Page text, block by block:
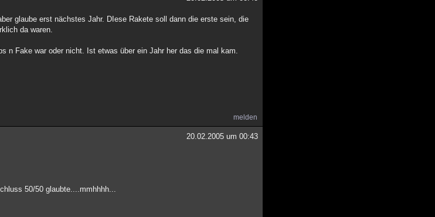
glaube erst nächstes Jahr. DIese Rakete soll dann die erste sein, die
da waren.
n Fake war oder nicht. Ist etwas über ein Jahr her das die mal kam.
melden
20.02.2005 um 00:43
50/50 glaubte....mmhhhh...